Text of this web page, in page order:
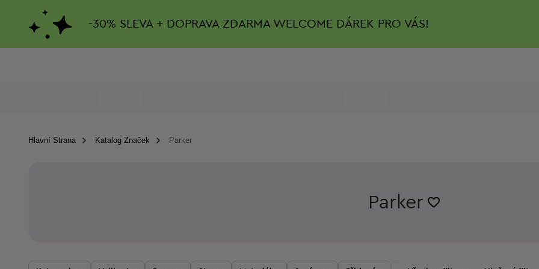
-30% SLEVA + DOPRAVA ZDARMAWELCOME DÁREK PRO VÁS!
Hlavní Strana Katalog Značek Parker
Parker